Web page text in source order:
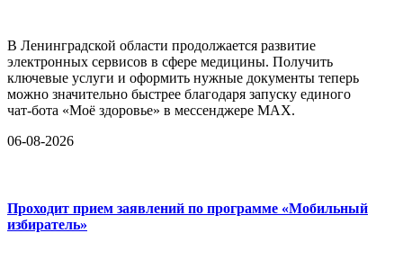
В Ленинградской области продолжается развитие
электронных сервисов в сфере медицины. Получить
ключевые услуги и оформить нужные документы теперь
можно значительно быстрее благодаря запуску единого
чат-бота «Моё здоровье» в мессенджере MAX.
06-08-2026
Проходит прием заявлений по программе «Мобильный
избиратель»